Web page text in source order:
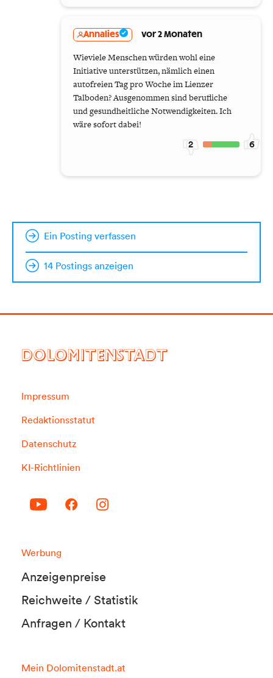
Annalies vor 2 Monaten
Wieviele Menschen würden wohl eine
Initiative unterstützen, nämlich einen
autofreien Tag pro Woche im Lienzer
Talboden? Ausgenommen sind berufliche
und gesundheitliche Notwendigkeiten. Ich
wäre sofort dabei!
2 6
Ein Posting verfassen
14 Postings anzeigen
DOLOMITENSTADT
Impressum
Redaktionsstatut
Datenschutz
KI-Richtlinien
Werbung
Anzeigenpreise
Reichweite / Statistik
Anfragen / Kontakt
Mein Dolomitenstadt.at